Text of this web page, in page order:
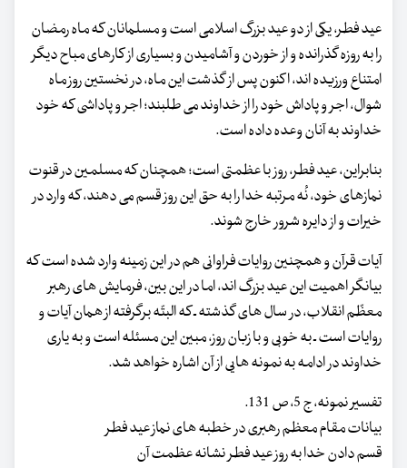
عید فطر، یکی از دو عید بزرگ اسلامی است و مسلمانان که ماه رمضان
را به روزه گذرانده و از خوردن و آشامیدن و بسیاری از کارهای مباح دیگر
امتناع ورزیده اند، اکنون پس از گذشت این ماه، در نخستین روز ماه
شوال، اجر و پاداش خود را از خداوند می طلبند؛ اجر و پاداشی که خود
خداوند به آنان وعده داده است.
بنابراین، عید فطر، روز با عظمتی است؛ همچنان که مسلمین در قنوت
نمازهای خود، نُه مرتبه خدا را به حق این روز قسم می دهند، که وارد در
خیرات و از دایره شرور خارج شوند.
آیات قرآن و همچنین روایات فراوانی هم در این زمینه وارد شده است که
بیانگر اهمیت این عید بزرگ اند، اما در این بین، فرمایش های رهبر
معظّم انقلاب، در سال های گذشته ـ که البتّه برگرفته از همان آیات و
روایات است ـ به خوبی و با زبان روز، مبین این مسئله است و به یاری
خداوند در ادامه به نمونه هایی از آن اشاره خواهد شد.
تفسیر نمونه، ج 5، ص 131.
بیانات مقام معظم رهبری در خطبه های نماز عید فطر
قسم دادن خدا به روز عید فطر نشانه عظمت آن